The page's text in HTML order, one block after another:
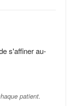
s'affiner au-
patient.